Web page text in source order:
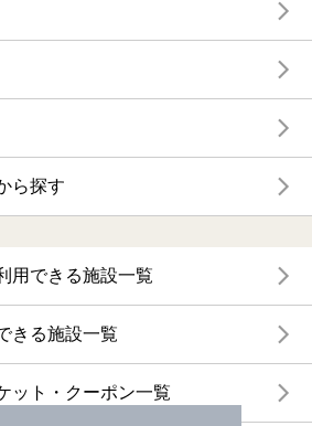
ら探す
用できる施設一覧
きる施設一覧
ット・クーポン一覧